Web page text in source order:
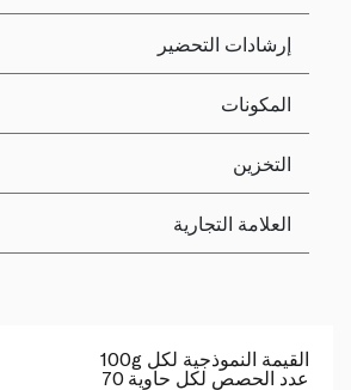
إرشادات التحضير
المكونات
التخزين
العلامة التجارية
القيمة النموذجية لكل 100g
عدد الحصص لكل حاوية 70